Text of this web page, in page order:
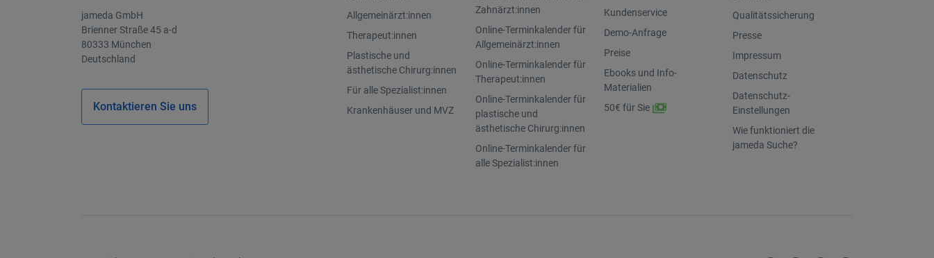
jameda GmbH
Brienner Straße 45 a-d
80333 München
Deutschland
Kontaktieren Sie uns
Allgemeinärzt:innen
Therapeut:innen
Plastische und
ästhetische Chirurg:innen
Für alle Spezialist:innen
Krankenhäuser und MVZ
Zahnärzt:innen
Online-Terminkalender für
Allgemeinärzt:innen
Online-Terminkalender für
Therapeut:innen
Online-Terminkalender für
plastische und
ästhetische Chirurg:innen
Online-Terminkalender für
alle Spezialist:innen
Kundenservice
Demo-Anfrage
Preise
Ebooks und Info-
Materialien
50€ für Sie
Qualitätssicherung
Presse
Impressum
Datenschutz
Datenschutz-
Einstellungen
Wie funktioniert die
jameda Suche?